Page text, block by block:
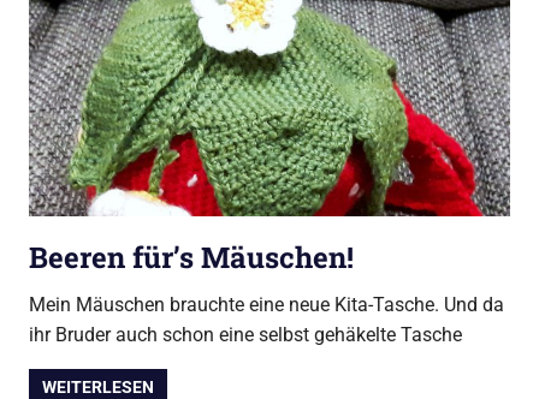
Beeren für’s Mäuschen!
Mein Mäuschen brauchte eine neue Kita-Tasche. Und da
ihr Bruder auch schon eine selbst gehäkelte Tasche
WEITERLESEN